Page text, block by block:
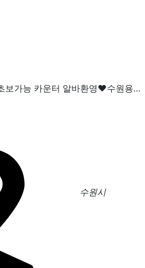
자유출근 일급 당일지급 초보가능 카운터 알바환영❤️수원용인오산평택인천분당안사인계동❤️주간평일주말야간새벽
수원시